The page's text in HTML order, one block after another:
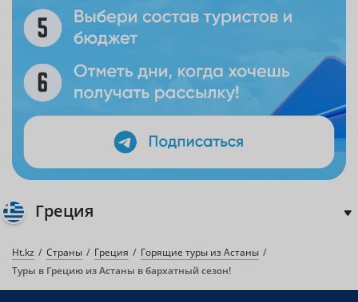
Греция
Ht.kz Страны Греция
Горящие туры из Астаны
Туры в Грецию из Астаны в бархатный сезон!